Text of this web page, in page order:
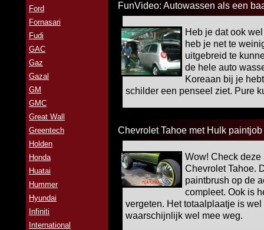
Ford
Fornasari
Fudi
GAC
Gaz
Gazal
GM
GMC
Great Wall
Greentech
Holden
Honda
Huatai
Hummer
Hyundai
Infiniti
International
FunVideo: Autowassen als een
Heb je dat ook
heb je net te
uitgebreid te
de hele auto
Koreaan bij je
schilder een penseel ziet. Pure
Chevrolet Tahoe met Hulk
Wow! Check
Chevrolet Tahoe.
paintbrush op de
compleet. Ook is
vergeten. Het totaalplaatje is
waarschijnlijk wel mee weg.